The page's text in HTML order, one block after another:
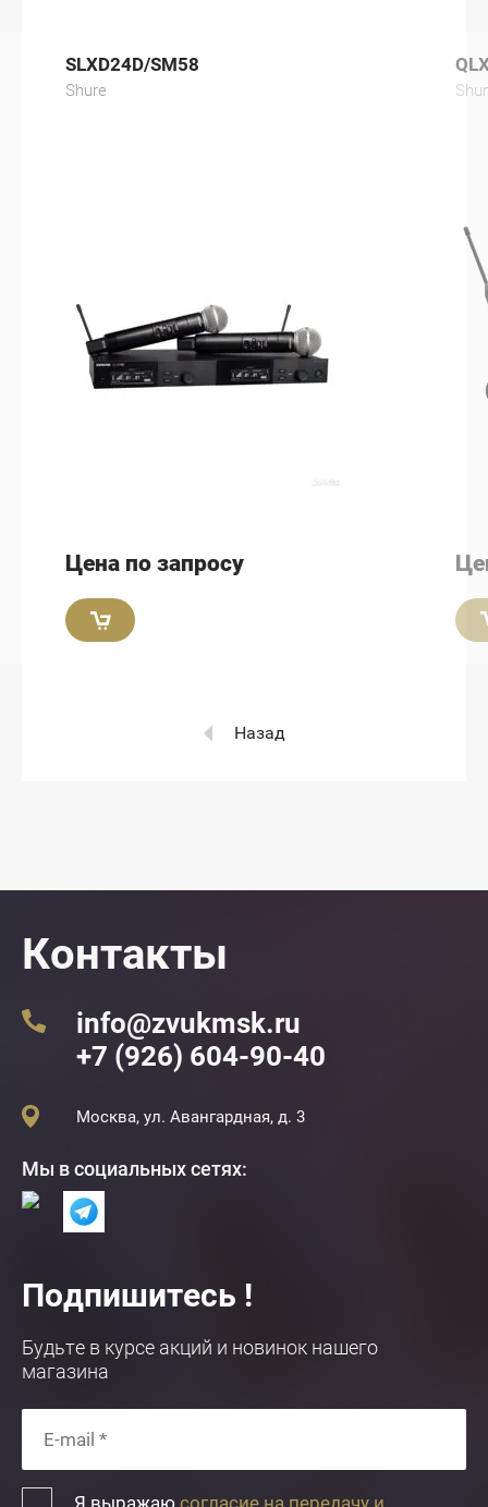
SLXD24D/SM58
Shure
Цена по запросу
Назад
Подпишитесь !
Будьте в курсе акций и новинок нашего
магазина
Я выражаю согласие на передачу и
Контакты
info@zvukmsk.ru
+7 (926) 604-90-40
Москва, ул. Авангардная, д. 3
Мы в социальных сетях: